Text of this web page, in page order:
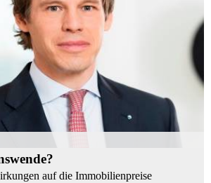
auf die Immobilienpreise